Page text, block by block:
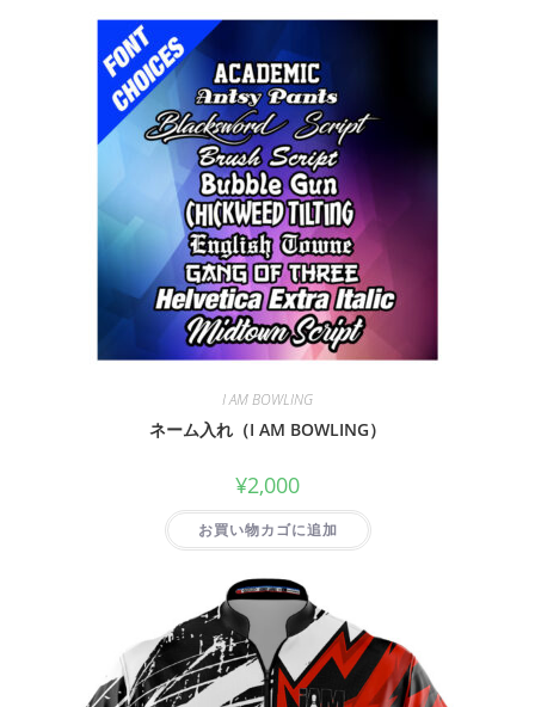
I AM BOWLING
ネーム入れ（I AM BOWLING）
¥2,000
お買い物カゴに追加